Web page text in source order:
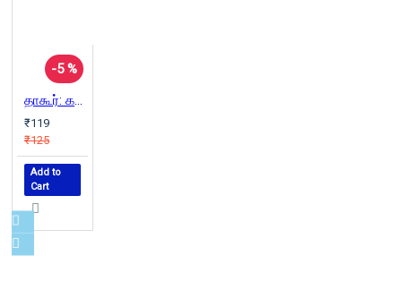
-5 %
தாகூர்: கல்விச் சிந்தனைகள்
₹119
₹125
Add to
Cart